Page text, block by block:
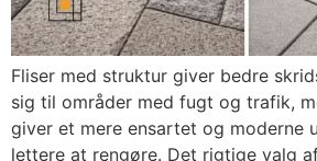
Fliser med struktur giver bedre
sig til områder med fugt og trafik,
giver et mere ensartet og moderne
lettere at rengøre. Det rigtige valg